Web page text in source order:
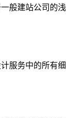
般建站公司的
服务中的所有